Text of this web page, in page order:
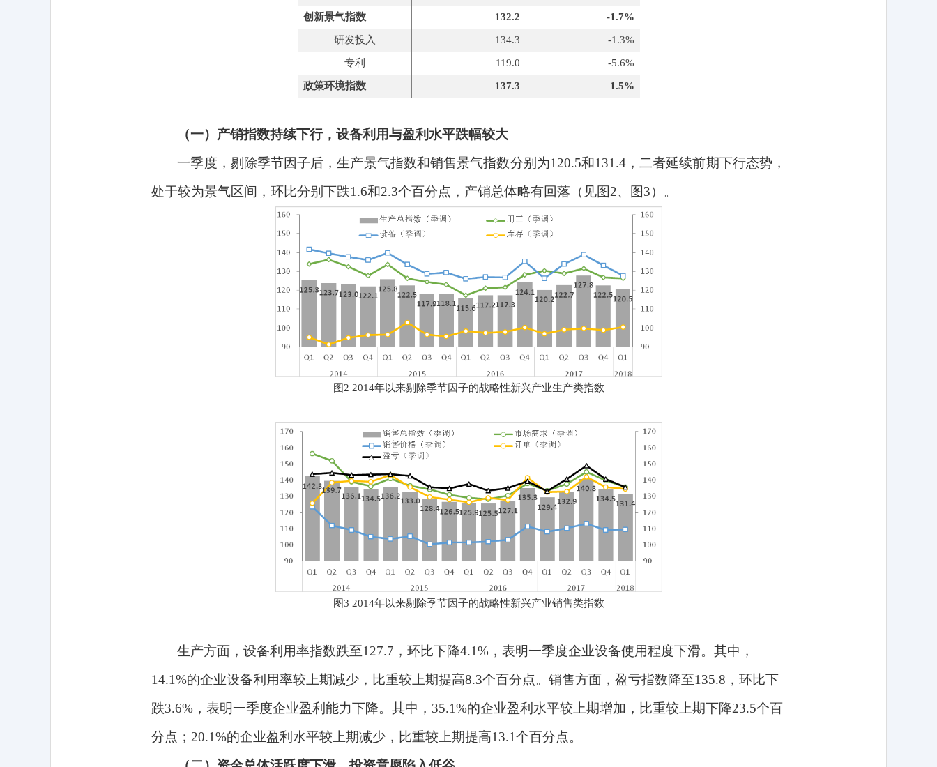
创新景气指数 132.2 -1.7%
研发投入 134.3 -1.3%
专利 119.0 -5.6%
政策环境指数 137.3 1.5%
（一）产销指数持续下行，设备利用与盈利水平跌幅较大
一季度，剔除季节因子后，生产景气指数和销售景气指数分别为120.5和131.4，二者延续前期下行态势，
处于较为景气区间，环比分别下跌1.6和2.3个百分点，产销总体略有回落（见图2、图3）。
图2 2014年以来剔除季节因子的战略性新兴产业生产类指数
图3 2014年以来剔除季节因子的战略性新兴产业销售类指数
生产方面，设备利用率指数跌至127.7 ，环比下降4.1% ，表明一季度企业设备使用程度下滑。其中，
14.1%的企业设备利用率较上期减少，比重较上期提高8.3个百分点。销售方面，盈亏指数降至135.8 ，环比下
跌3.6% ，表明一季度企业盈利能力下降。其中， 35.1%的企业盈利水平较上期增加，比重较上期下降23.5个百
分点； 20.1%的企业盈利水平较上期减少，比重较上期提高13.1个百分点。